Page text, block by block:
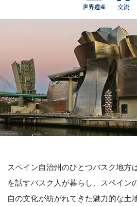
世界遺産 交流
スペイン自治州のひとつバスク地方
を話すバスク人が暮らし、スペイン
自の文化が紡がれてきた魅力的な土